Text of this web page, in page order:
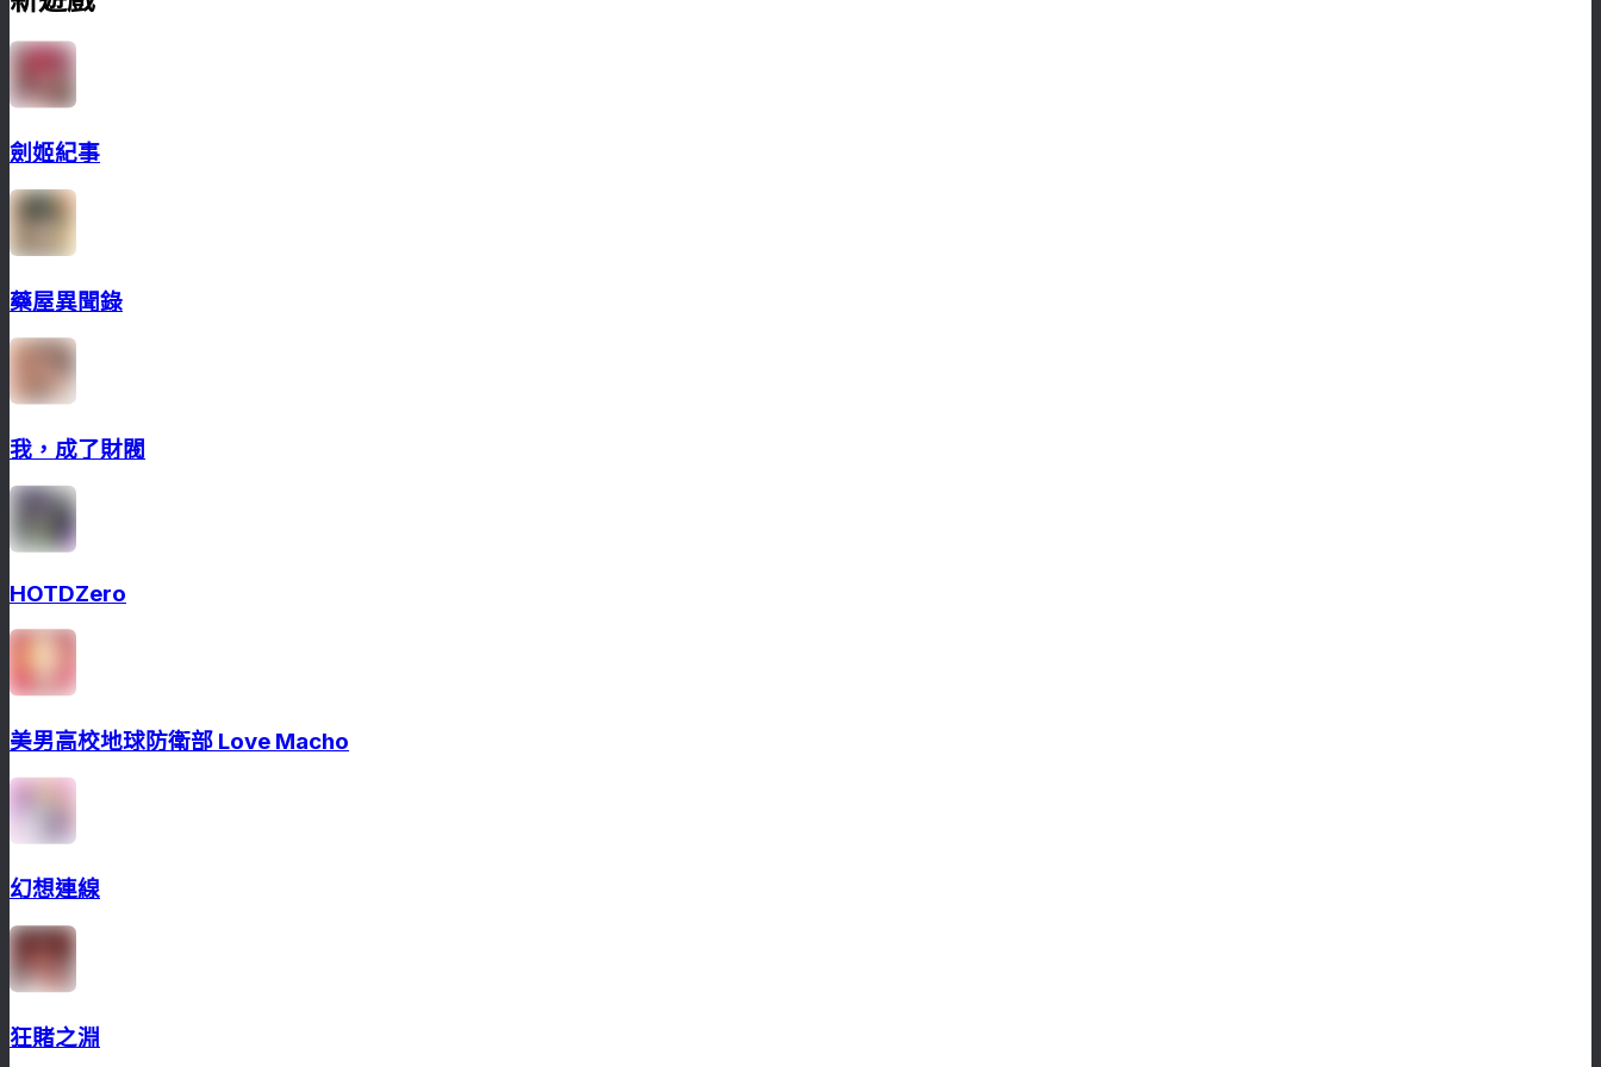
劍姬紀事
藥屋異聞錄
我，成了財閥
HOTDZero
美男高校地球防衛部 Love Macho
幻想連線
狂賭之淵